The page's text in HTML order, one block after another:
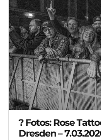
? Fotos: Rose
Dresden –